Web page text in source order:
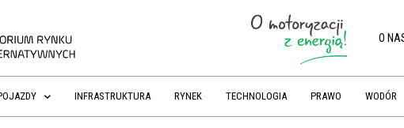
O
INFRASTRUKTURA RYNEK TECHNOLOGIA PRAWO WODÓR